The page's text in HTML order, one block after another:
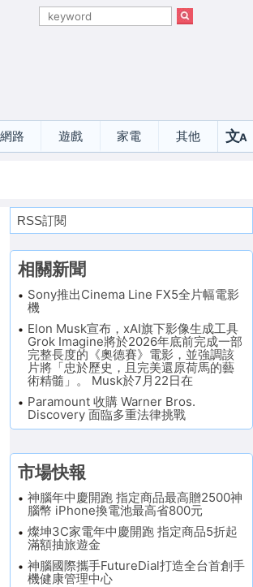
網路 遊戲 家電 其他 文A
RSS訂閱
相關新聞
Sony推出Cinema Line FX5全片幅電影
機
Elon Musk宣布，xAI旗下影像生成工具
Grok Imagine將於2026年底前完成一部
完整長度的《奧德賽》電影，並強調該
片將「忠於歷史，且完美還原荷馬的藝
術精髓」。 Musk於7月22日在
Paramount 收購 Warner Bros.
Discovery 面臨多重法律挑戰
市場快報
神腦年中慶開跑 指定商品最高贈2500神
腦幣 iPhone換電池最高省800元
燦坤3C家電年中慶開跑 指定商品5折起
滿額抽旅遊金
神腦國際攜手FutureDial打造全台首創手
機健康管理中心